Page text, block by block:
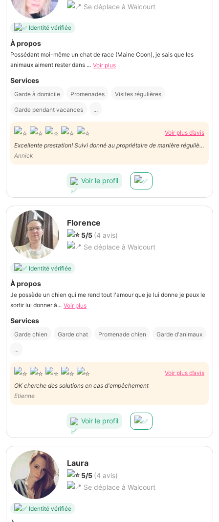
Se déplace à Walcourt
Identité vérifiée
À propos
Possédant moi-même un chat de race (Maine Coon), je sais que les
animaux aiment rester dans ... Voir plus
Services
Garde à domicile Promenades Visites régulières
Garde pendant vacances ...
Voir plus d’avis
Excellente prestation! Suivi donné au propriétaire de manière régulière
avec photos et vidéos à l'appui. Super ! Je recommande vivement
Sylvie pour l'efficacité de son service couplée d'une grande empathie
Annick
Voir le profil
Florence
5/5 (4 avis)
Se déplace à Walcourt
Identité vérifiée
À propos
Je possède un chien qui me rend tout l'amour que je lui donne je peux le
sortir lui donner à... Voir plus
Services
Garde chien Garde chat Promenade chien Garde d'animaux
...
Voir plus d’avis
OK cherche des solutions en cas d'empêchement
Etienne
Voir le profil
Laura
5/5 (4 avis)
Se déplace à Walcourt
Identité vérifiée